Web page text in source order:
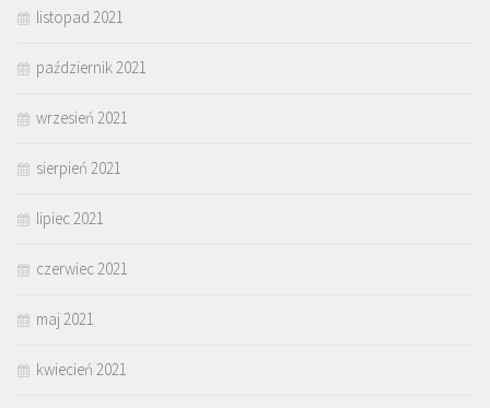
listopad 2021
październik 2021
wrzesień 2021
sierpień 2021
lipiec 2021
czerwiec 2021
maj 2021
kwiecień 2021